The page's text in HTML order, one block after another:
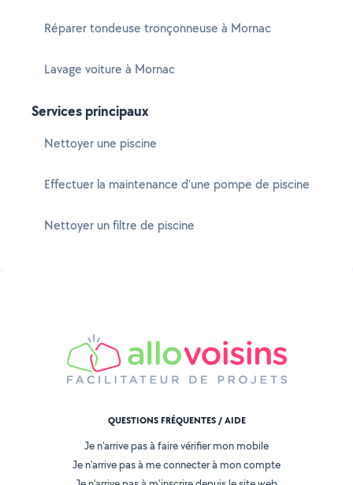
Réparer tondeuse tronçonneuse à Mornac
Lavage voiture à Mornac
Services principaux
Nettoyer une piscine
Effectuer la maintenance d'une pompe de piscine
Nettoyer un filtre de piscine
QUESTIONS FRÉQUENTES / AIDE
Je n'arrive pas à faire vérifier mon mobile
Je n'arrive pas à me connecter à mon compte